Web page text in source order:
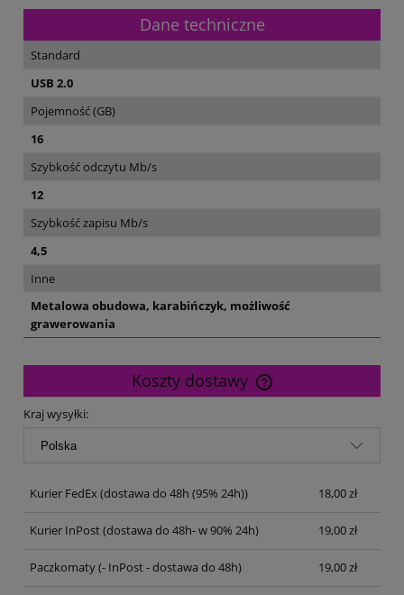
Dane techniczne
Standard
USB 2.0
Pojemność (GB)
16
Szybkość odczytu Mb/s
12
Szybkość zapisu Mb/s
4,5
Inne
Metalowa obudowa, karabińczyk, możliwość
grawerowania
Koszty dostawy
Cena nie zawiera ewentualnych kosztów płatności
Kraj wysyłki:
Kurier FedEx(dostawa do 48h (95% 24h)) 18,00 zł
Kurier InPost(dostawa do 48h- w 90% 24h) 19,00 zł
Paczkomaty(- InPost - dostawa do 48h) 19,00 zł